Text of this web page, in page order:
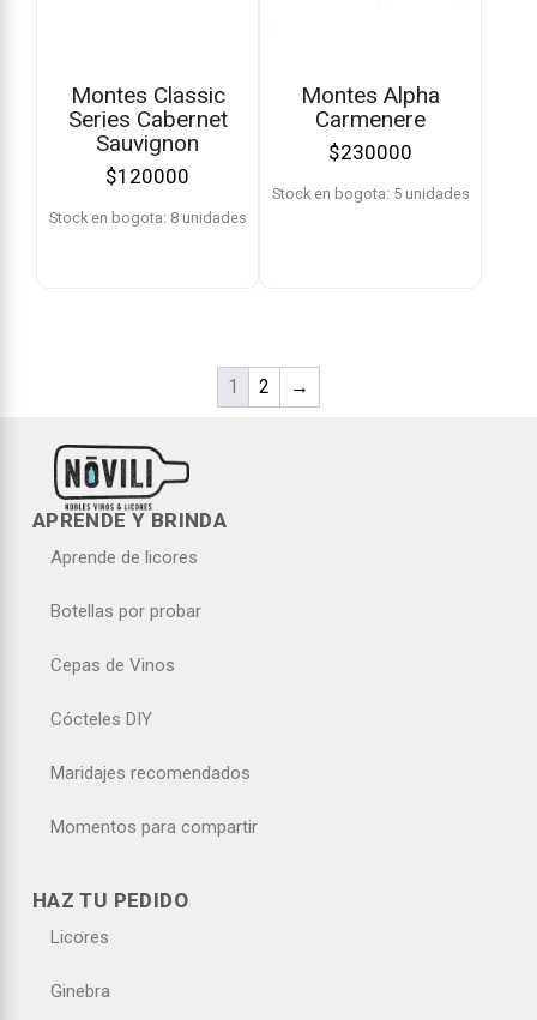
Montes Classic
Series Cabernet
Sauvignon
$120000
Stock en bogota: 8 unidades
Montes Alpha
Carmenere
$230000
Stock en bogota: 5 unidades
1 2 →
APRENDE Y BRINDA
Aprende de licores
Botellas por probar
Cepas de Vinos
Cócteles DIY
Maridajes recomendados
Momentos para compartir
HAZ TU PEDIDO
Licores
Ginebra